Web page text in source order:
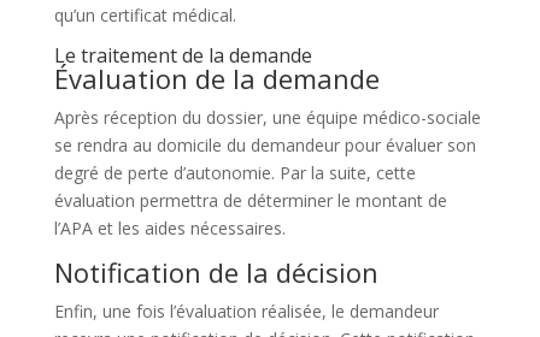
qu’un certificat médical.
Le traitement de la demande
Évaluation de la demande
Après réception du dossier, une équipe médico-sociale
se rendra au domicile du demandeur pour évaluer son
degré de perte d’autonomie. Par la suite, cette
évaluation permettra de déterminer le montant de
l’APA et les aides nécessaires.
Notification de la décision
Enfin, une fois l’évaluation réalisée, le demandeur